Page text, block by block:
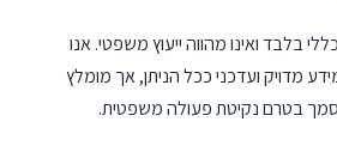
בלבד ואינו מהווה ייעוץ משפטי. אנו
מדויק ועדכני ככל הניתן, אך מומלץ
בטרם נקיטת פעולה משפטית.